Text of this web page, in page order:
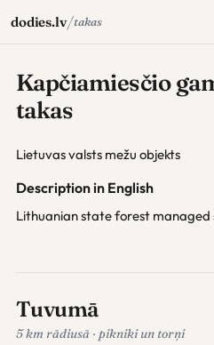
dodies.lv/takas
Kapčiamiesčio
takas
Lietuvas valsts mežu objekts
Description in English
Lithuanian state forest managed
Tuvumā
5 km rādiusā · pikniki un torņi